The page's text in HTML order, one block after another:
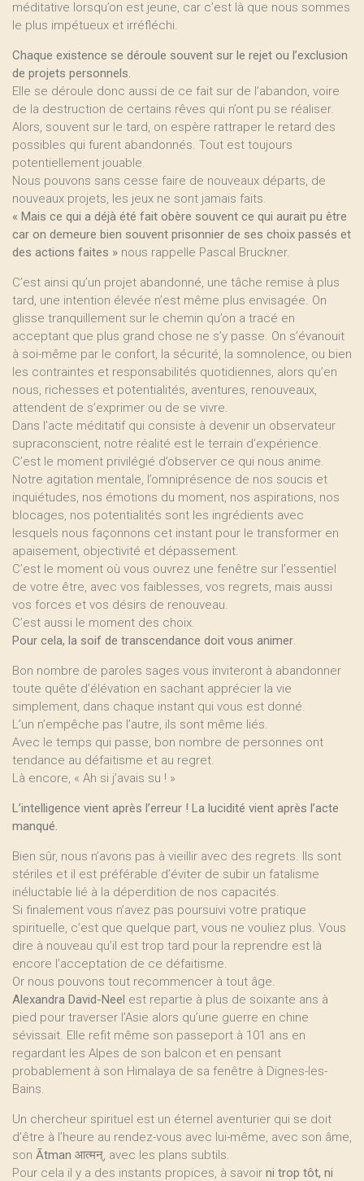
méditative lorsqu’on est jeune, car c’est là que nous sommes
le plus impétueux et irréfléchi.
Chaque existence se déroule souvent sur le rejet ou l’exclusion
de projets personnels.
Elle se déroule donc aussi de ce fait sur de l’abandon, voire
de la destruction de certains rêves qui n’ont pu se réaliser.
Alors, souvent sur le tard, on espère rattraper le retard des
possibles qui furent abandonnés. Tout est toujours
potentiellement jouable.
Nous pouvons sans cesse faire de nouveaux départs, de
nouveaux projets, les jeux ne sont jamais faits.
« Mais ce qui a déjà été fait obère souvent ce qui aurait pu être
car on demeure bien souvent prisonnier de ses choix passés et
des actions faites » nous rappelle Pascal Bruckner.
C’est ainsi qu’un projet abandonné, une tâche remise à plus
tard, une intention élevée n’est même plus envisagée. On
glisse tranquillement sur le chemin qu’on a tracé en
acceptant que plus grand chose ne s’y passe. On s’évanouit
à soi-même par le confort, la sécurité, la somnolence, ou bien
les contraintes et responsabilités quotidiennes, alors qu’en
nous, richesses et potentialités, aventures, renouveaux,
attendent de s’exprimer ou de se vivre.
Dans l’acte méditatif qui consiste à devenir un observateur
supraconscient, notre réalité est le terrain d’expérience.
C’est le moment privilégié d’observer ce qui nous anime.
Notre agitation mentale, l’omniprésence de nos soucis et
inquiétudes, nos émotions du moment, nos aspirations, nos
blocages, nos potentialités sont les ingrédients avec
lesquels nous façonnons cet instant pour le transformer en
apaisement, objectivité et dépassement.
C’est le moment où vous ouvrez une fenêtre sur l’essentiel
de votre être, avec vos faiblesses, vos regrets, mais aussi
vos forces et vos désirs de renouveau.
C’est aussi le moment des choix.
Pour cela, la soif de transcendance doit vous animer.
Bon nombre de paroles sages vous inviteront à abandonner
toute quête d’élévation en sachant apprécier la vie
simplement, dans chaque instant qui vous est donné.
L’un n’empêche pas l’autre, ils sont même liés.
Avec le temps qui passe, bon nombre de personnes ont
tendance au défaitisme et au regret.
Là encore, « Ah si j’avais su ! »
L’intelligence vient après l’erreur ! La lucidité vient après l’acte
manqué.
Bien sûr, nous n’avons pas à vieillir avec des regrets. Ils sont
stériles et il est préférable d’éviter de subir un fatalisme
inéluctable lié à la déperdition de nos capacités.
Si finalement vous n’avez pas poursuivi votre pratique
spirituelle, c’est que quelque part, vous ne vouliez plus. Vous
dire à nouveau qu’il est trop tard pour la reprendre est là
encore l’acceptation de ce défaitisme.
Or nous pouvons tout recommencer à tout âge.
Alexandra David-Neel est repartie à plus de soixante ans à
pied pour traverser l’Asie alors qu’une guerre en chine
sévissait. Elle refit même son passeport à 101 ans en
regardant les Alpes de son balcon et en pensant
probablement à son Himalaya de sa fenêtre à Dignes-les-
Bains.
Un chercheur spirituel est un éternel aventurier qui se doit
d’être à l’heure au rendez-vous avec lui-même, avec son âme,
son Ātman आत्मन्, avec les plans subtils.
Pour cela il y a des instants propices, à savoir ni trop tôt, ni